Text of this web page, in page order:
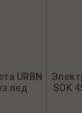
URBN
лед
SOK